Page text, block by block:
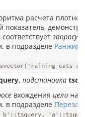
расчета
показатель,
соответствует запросу
в подразделе
cats
подстановка
вхождения цели на
в подразделе
b'::tsquery,